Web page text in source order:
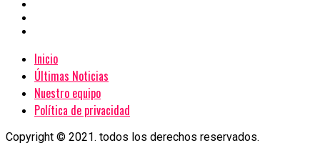
Inicio
Últimas Noticias
Nuestro equipo
Política de privacidad
Copyright © 2021. todos los derechos reservados.